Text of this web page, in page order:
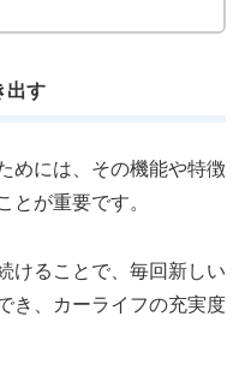
出す
めには、その機能や特徴
とが重要です。
けることで、毎回新しい
き、カーライフの充実度